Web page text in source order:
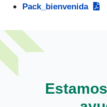
Pack_bienvenida